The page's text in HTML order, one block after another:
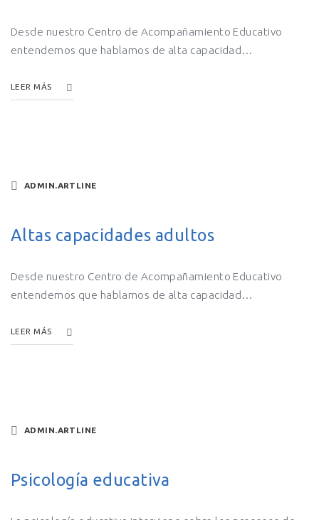
Desde nuestro Centro de Acompañamiento Educativo
entendemos que hablamos de alta capacidad…
LEER MÁS
ADMIN.ARTLINE
Altas capacidades adultos
Desde nuestro Centro de Acompañamiento Educativo
entendemos que hablamos de alta capacidad…
LEER MÁS
ADMIN.ARTLINE
Psicología educativa